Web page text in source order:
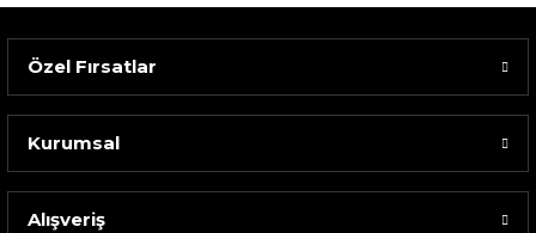
Özel Fırsatlar
Kurumsal
Alışveriş